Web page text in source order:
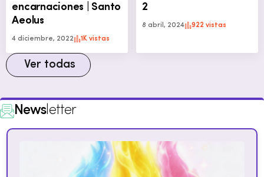
encarnaciones | Santo
Aeolus
4 diciembre, 2022 1K vistas
2
8 abril, 2024 922 vistas
Ver todas
Newsletter